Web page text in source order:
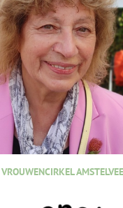
VROUWENCIRKEL